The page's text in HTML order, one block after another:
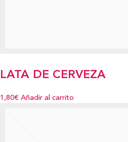
LATA DE CERVEZA
1,80€ Añadir al carrito